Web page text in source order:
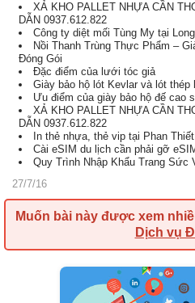
XẢ KHO PALLET NHỰA CẦN
DẪN 0937.612.822
Công ty diệt mối Tùng My tại
Nồi Thanh Trùng Thực Phẩm –
Đóng Gói
Đặc điểm của lưới tóc giả
Giày bảo hộ lót Kevlar và lót thép
Ưu điểm của giày bảo hộ đế cao
XẢ KHO PALLET NHỰA CẦN
DẪN 0937.612.822
In thẻ nhựa, thẻ vip tại Phan Thiết
Cài eSIM du lịch cần phải gỡ
Quy Trình Nhập Khẩu Trang Sức
27/7/16
Muốn bài này được xem
Dịch vụ